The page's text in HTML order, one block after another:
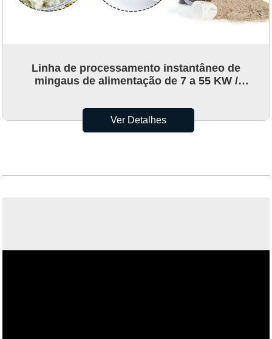
Linha de processamento instantâneo de
mingaus de alimentação de 7 a 55 KW /
Ver Detalhes